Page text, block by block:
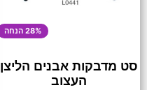
28% הנחה
סט מדבקות אבנים הליצן
העצוב